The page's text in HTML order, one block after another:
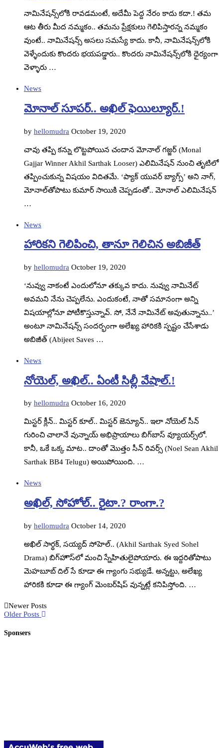
నామినేషన్స్‌లోకి రావడమంటే, అదేమీ పెద్ద నేరం కాదు కదా.! తమ
ఆట తీరు మీద నమ్మకం.. తమను ప్రేక్షకులు గెలిపిస్తారన్న నమ్మకం
వుంటే.. నామినేషన్స్‌ అసలు సమస్యే కాదు. కానీ, నామినేషన్స్‌లోకి
వెళ్ళేందుకు కొందరు భయపడ్డారు.. కొందరు నామినేషన్స్‌లోకి ధైర్యంగా
వెళ్ళారు …
News
మోనాల్‌ సూపర్‌.. అఖిల్‌ ఫెయిల్యూర్‌.!
by hellomudra October 19, 2020
చావు తప్పి కన్ను లొట్టపోయిన చందాన మోనాల్‌ గజ్జర్‌ (Monal
Gajjar Winner Akhil Sarthak Looser) ఎలిమినేషన్‌ నుంచి తృటిలో
తప్పించుకున్న విషయం విదితమే. ‘ప్యాక్‌ యువర్‌ బ్యాగ్స్‌’ అని నాగ్‌,
మోనాల్‌తోపాటు కుమార్‌ సాయికి చెప్పడంతో.. మోనాల్‌ ఎలిమినేషన్‌
…
News
హారికని గెలిపించి, తానూ గెలిచిన అబిజీత్‌
by hellomudra October 19, 2020
‘నువ్వు నాకంటే ఎందులోనూ తక్కువ కాదు. నువ్వు నామినేట్‌
అవమని నేను చెప్పలేను. ఎందుకంటే, నాతో సమానంగా అన్ని
విషయాల్లోనూ పోటీకొస్తున్నావ్‌. సో, నేనే నామినేట్‌ అవుతున్నాను..’
అంటూ నామినేషన్స్‌ సందర్భంగా అలేఖ్య హారికకి స్పష్టం చేసేశాడు
అబిజీత్‌ (Abijeet Saves …
News
నోయెల్‌, అఖిల్‌.. ఏంటీ సిల్లీ వేషాల్‌.!
by hellomudra October 16, 2020
మిస్టర్‌ క్లీన్‌.. మిస్టర్‌ కూల్‌.. మిస్టర్‌ జెన్యూన్‌.. ఇలా నోయెల్‌ సీన్‌
గురించి చాలానే వున్నాయ్‌ అభిప్రాయాలు బిగ్‌బాస్‌ వ్యూయర్స్‌లో.
కానీ, ఒకే ఒక్క మాట.. దాంతో మొత్తం సీన్‌ రివర్స్‌ (Noel Sean Akhil
Sarthak BB4 Telugu) అయిపోయింది. …
News
అఖిల్‌, సోహోల్‌.. రైటా.? రాంగా.?
by hellomudra October 14, 2020
అఖిల్‌ సార్థక్‌, సయ్యద్‌ సోహెల్‌.. (Akhil Sarthak Syed Sohel
Drama) బిగ్‌హౌస్‌లో మంచి స్నేహితులైపోయారు. ఈ ఇద్దరితోపాటు
మెహబూబ్‌ దిల్‌ సే కూడా ఈ గ్యాంగు సభ్యుడే. అన్నట్టు, అలేఖ్య
హారికకి కూడా ఈ గ్యాంగ్‌ మెంబర్‌షిప్‌ వున్నట్లే కనిపిస్తోంది. …
Newer Posts
Older Posts
Sponsers